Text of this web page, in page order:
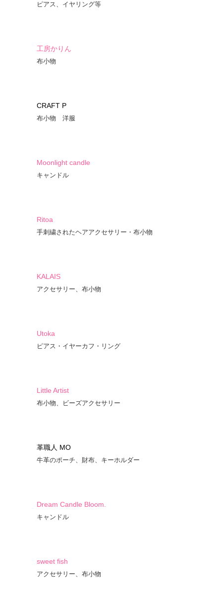
ピアス、イヤリング等
工房かりん
布小物
CRAFT P
布小物 洋服
Moonlight candle
キャンドル
Ritoa
手刺繍されたヘアアクセサリー・布小物
KALAIS
アクセサリー、布小物
Utoka
ピアス・イヤーカフ・リング
Little Artist
布小物、ビーズアクセサリー
革職人 MO
牛革のポーチ、財布、キーホルダー
Dream Candle Bloom.
キャンドル
sweet fish
アクセサリー、布小物